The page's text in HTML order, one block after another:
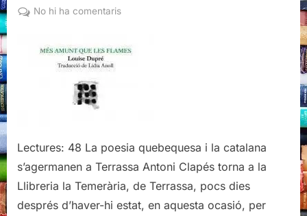
on
No hi ha comentarisa
Més
Louise
Dupré
Lectures: 48 La poesia quebequesa i la catalana
s’agermanen a Terrassa Antoni Clapés torna a la
Llibreria la Temerària, de Terrassa, pocs dies
després d’haver-hi estat, en aquesta ocasió, per